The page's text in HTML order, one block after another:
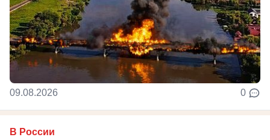
09.08.2026 0
В России